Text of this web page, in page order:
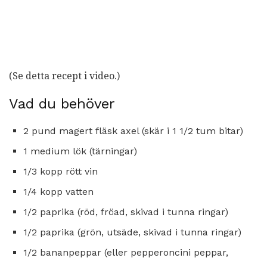
(Se detta recept i video.)
Vad du behöver
2 pund magert fläsk axel (skär i 1 1/2 tum bitar)
1 medium lök (tärningar)
1/3 kopp rött vin
1/4 kopp vatten
1/2 paprika (röd, fröad, skivad i tunna ringar)
1/2 paprika (grön, utsäde, skivad i tunna ringar)
1/2 bananpeppar (eller pepperoncini peppar,